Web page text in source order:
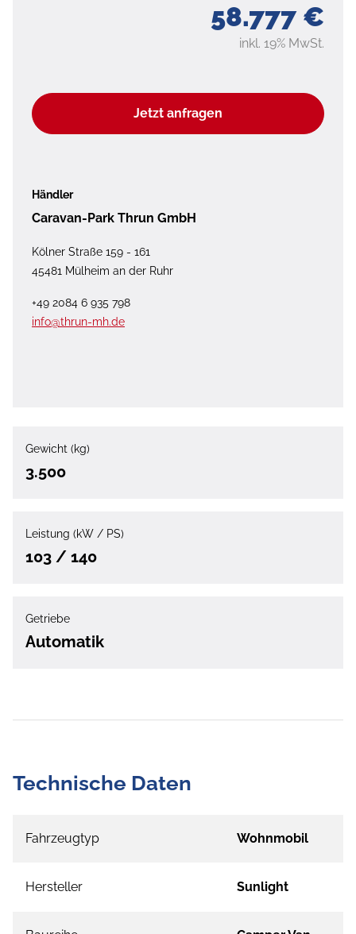
58.777 €
inkl. 19% MwSt.
Jetzt anfragen
Händler
Caravan-Park Thrun GmbH
Kölner Straße 159 - 161
45481 Mülheim an der Ruhr
+49 2084 6 935 798
info@thrun-mh.de
Gewicht (kg)
3.500
Leistung (kW / PS)
103 / 140
Getriebe
Automatik
Technische Daten
Fahrzeugtyp Wohnmobil
Hersteller Sunlight